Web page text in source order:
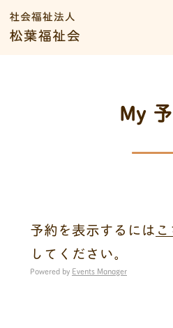
My
予約を表示するには
してください。
Powered by Events Manager